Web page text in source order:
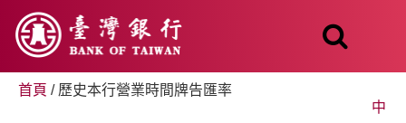
跳
至
主
要
內
容
中
首頁 / 歷史本行營業時間牌告匯率